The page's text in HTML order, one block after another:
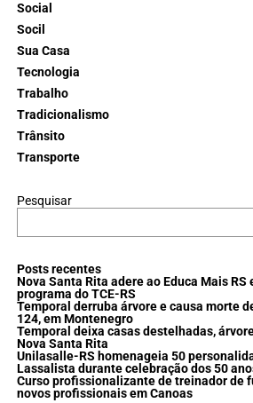
Social
Socil
Sua Casa
Tecnologia
Trabalho
Tradicionalismo
Trânsito
Transporte
Pesquisar
Posts recentes
Nova Santa Rita adere ao Educa Mais RS
programa do TCE-RS
Temporal derruba árvore e causa morte
124, em Montenegro
Temporal deixa casas destelhadas,
Nova Santa Rita
Unilasalle-RS homenageia 50
Lassalista durante celebração dos 50
Curso profissionalizante de treinador de
novos profissionais em Canoas